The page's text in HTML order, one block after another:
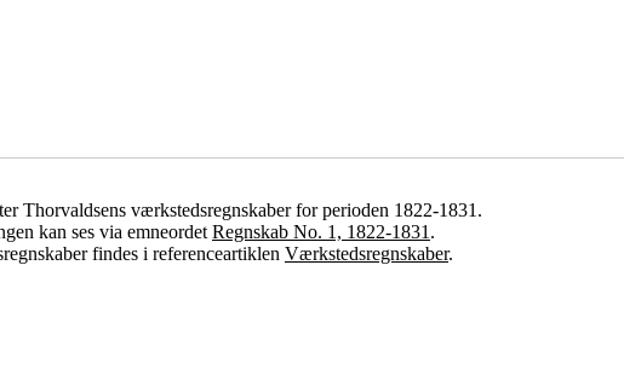
Thorvaldsens værkstedsregnskaber for perioden 1822-1831.
kan ses via emneordet Regnskab No. 1, 1822-1831 .
findes i referenceartiklen Værkstedsregnskaber.